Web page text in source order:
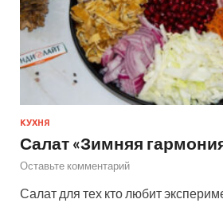
КУХНЯ
Салат «Зимняя
Оставьте комментарий
Салат для тех кто любит